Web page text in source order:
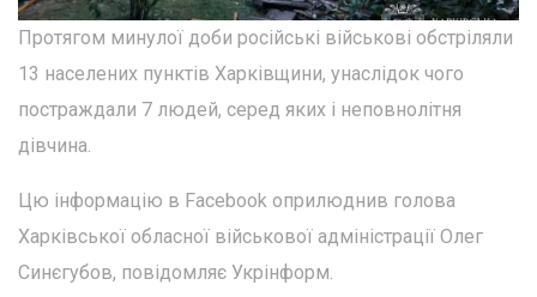
Протягом минулої доби російські військові обстріляли
13 населених пунктів Харківщини, унаслідок чого
постраждали 7 людей, серед яких і неповнолітня
дівчина.
Цю інформацію в Facebook оприлюднив голова
Харківської обласної військової адміністрації Олег
Синєгубов, повідомляє Укрінформ.